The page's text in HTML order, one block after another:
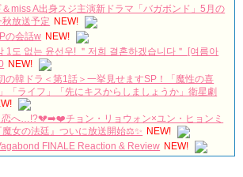
miss A出身スジ主演新ドラマ「バガボンド」5月の
放送予定 NEW!
の会話w NEW!
1도 없는 윤선우! ＂저희 결혼하겠습니다＂ [여름아
NEW!
の韓ドラ＜第1話＞一挙見せますSP！「魔性の喜
「ライフ」「先にキスからしましょうか」衛星劇
恋へ…!?💔➡️❤️チョン・リョウォン×ユン・ヒョンミ
女の法廷』ついに放送開始⚖️✨ NEW!
FINALE Reaction & Review NEW!